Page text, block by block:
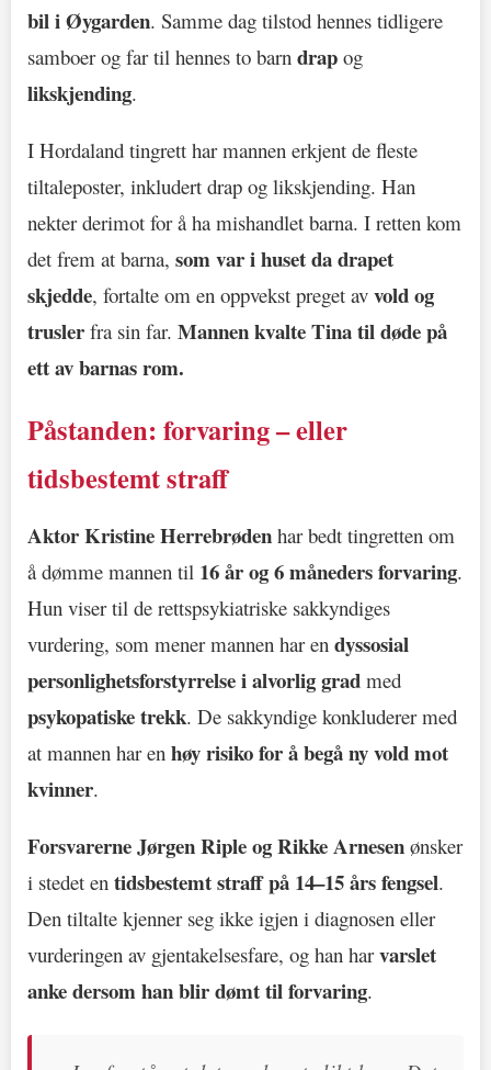
bil i Øygarden. Samme dag tilstod hennes tidligere
samboer og far til hennes to barn drap og
likskjending.
I Hordaland tingrett har mannen erkjent de fleste
tiltaleposter, inkludert drap og likskjending. Han
nekter derimot for å ha mishandlet barna. I retten kom
det frem at barna, som var i huset da drapet
skjedde, fortalte om en oppvekst preget av vold og
trusler fra sin far. Mannen kvalte Tina til døde på
ett av barnas rom.
Påstanden: forvaring – eller
tidsbestemt straff
Aktor Kristine Herrebrøden har bedt tingretten om
å dømme mannen til 16 år og 6 måneders forvaring.
Hun viser til de rettspsykiatriske sakkyndiges
vurdering, som mener mannen har en dyssosial
personlighetsforstyrrelse i alvorlig grad med
psykopatiske trekk. De sakkyndige konkluderer med
at mannen har en høy risiko for å begå ny vold mot
kvinner.
Forsvarerne Jørgen Riple og Rikke Arnesen ønsker
i stedet en tidsbestemt straff på 14–15 års fengsel.
Den tiltalte kjenner seg ikke igjen i diagnosen eller
vurderingen av gjentakelsesfare, og han harvarslet
anke dersom han blir dømt til forvaring.